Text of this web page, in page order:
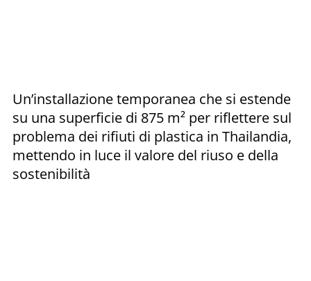
Un’installazione temporanea che si estende
su una superficie di 875 m² per riflettere sul
problema dei rifiuti di plastica in Thailandia,
mettendo in luce il valore del riuso e della
sostenibilità